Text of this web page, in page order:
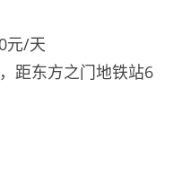
元/天
距东方之门地铁站6